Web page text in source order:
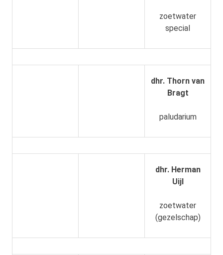
zoetwater
special
dhr. Thorn van
Bragt
paludarium
dhr. Herman
Uijl
zoetwater
(gezelschap)